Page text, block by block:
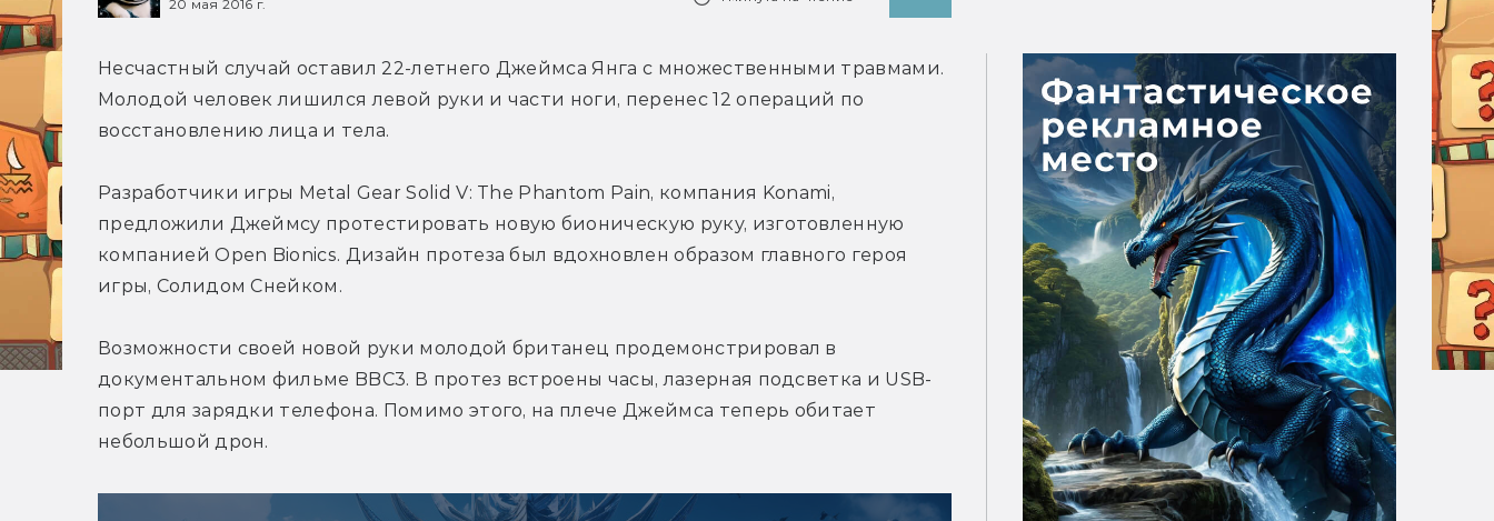
20 мая 2016 г.
Несчастный случай оставил 22-летнего Джеймса Янга с множественными травмами.
Молодой человек лишился левой руки и части ноги, перенес 12 операций по
восстановлению лица и тела.
Разработчики игры Metal Gear Solid V: The Phantom Pain, компания Konami,
предложили Джеймсу протестировать новую бионическую руку, изготовленную
компанией Open Bionics. Дизайн протеза был вдохновлен образом главного героя
игры, Солидом Снейком.
Возможности своей новой руки молодой британец продемонстрировал в
документальном фильме BBC3. В протез встроены часы, лазерная подсветка и USB-
порт для зарядки телефона. Помимо этого, на плече Джеймса теперь обитает
небольшой дрон.